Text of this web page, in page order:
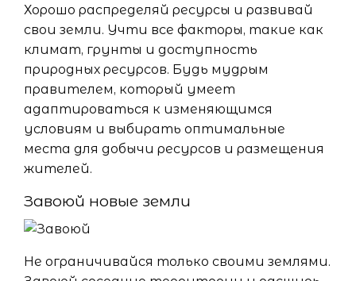
Хорошо распределяй ресурсы и развивай
свои земли. Учти все факторы, такие как
климат, грунты и доступность
природных ресурсов. Будь мудрым
правителем, который умеет
адаптироваться к изменяющимся
условиям и выбирать оптимальные
места для добычи ресурсов и размещения
жителей.
Завоюй новые земли
Не ограничивайся только своими землями.